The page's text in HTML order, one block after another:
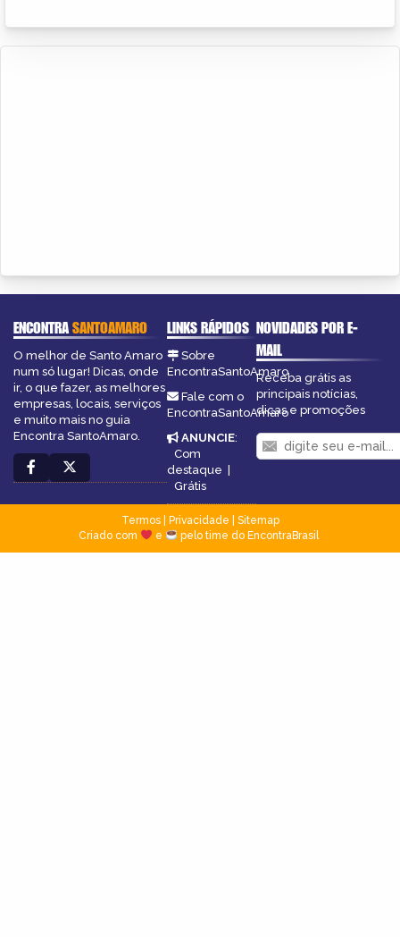
ENCONTRASANTOAMARO
O melhor de Santo Amaro
num só lugar! Dicas, onde
ir, o que fazer, as melhores
empresas, locais, serviços
e muito mais no guia
Encontra SantoAmaro.
LINKS RÁPIDOS
Sobre
EncontraSantoAmaro
Fale com o
EncontraSantoAmaro
ANUNCIE:
Com
destaque |
Grátis
NOVIDADES POR E-
MAIL
Receba grátis as
principais notícias,
dicas e promoções
Termos| Privacidade
Sitemap
Criado com
e pelo time do EncontraBrasil